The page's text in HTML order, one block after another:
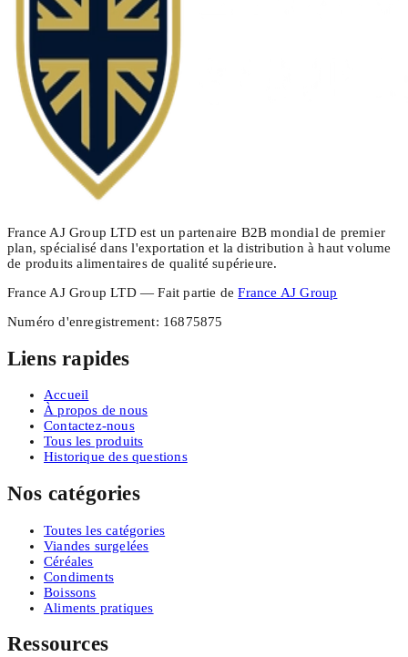
France AJ Group LTD est un partenaire B2B mondial de premier
plan, spécialisé dans l'exportation et la distribution à haut volume
de produits alimentaires de qualité supérieure.
France AJ Group LTD — Fait partie de France AJ Group
Numéro d'enregistrement: 16875875
Liens rapides
Accueil
À propos de nous
Contactez-nous
Tous les produits
Historique des questions
Nos catégories
Toutes les catégories
Viandes surgelées
Céréales
Condiments
Boissons
Aliments pratiques
Ressources